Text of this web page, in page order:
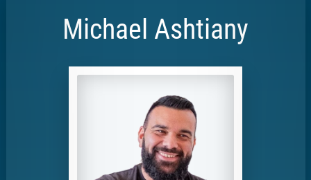
Michael Ashtiany